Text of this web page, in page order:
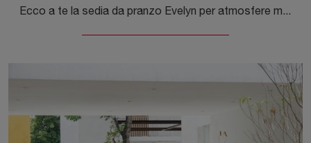
Ecco a te la sedia da pranzo Evelyn per atmosfere moderne, tra le più esclusive Sedie fisse di Bizzotto.